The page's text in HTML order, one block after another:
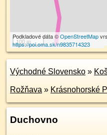
100 m
Podkladové dáta ©OpenStreetMap
https://poi.oma.sk/n9835714323
Východné Slovensko »
Rožňava » Krásnohorské
Duchovno